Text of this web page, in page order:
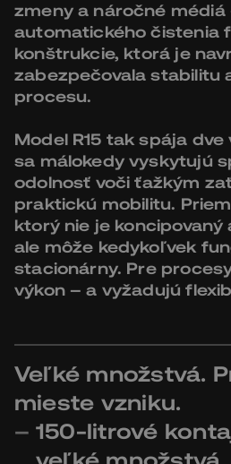
zmeny a náročné
automatického čistenia
konštrukcie, ktorá je
zabezpečovala stabilitu
procesu.
Model R15 tak spája
sa málokedy vyskytujú
odolnosť voči ťažkým
praktickú mobilitu.
ktorý nie je koncipovaný
ale môže kedykoľvek
stacionárny. Pre
výkon – a vyžadujú
Veľké množstvá.
mieste vzniku.
150-litrové